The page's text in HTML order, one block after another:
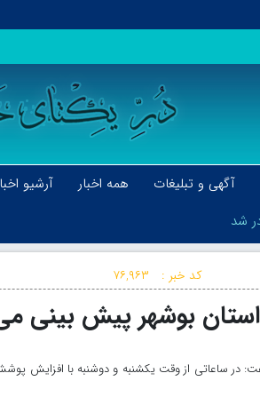
آگهی و تبلیغات همه اخبار آرشیو
شد
شد
کد خبر : ۷۶,۹۶۳
استان بوشهر پیش بینی
در ساعاتی از وقت یکشنبه و دوشنبه با افزایش